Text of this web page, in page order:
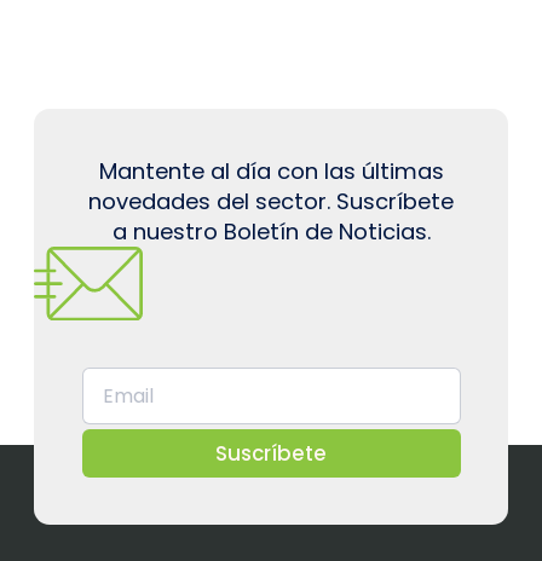
Mantente al día con las últimas
novedades del sector. Suscríbete
a nuestro Boletín de Noticias.
Suscríbete